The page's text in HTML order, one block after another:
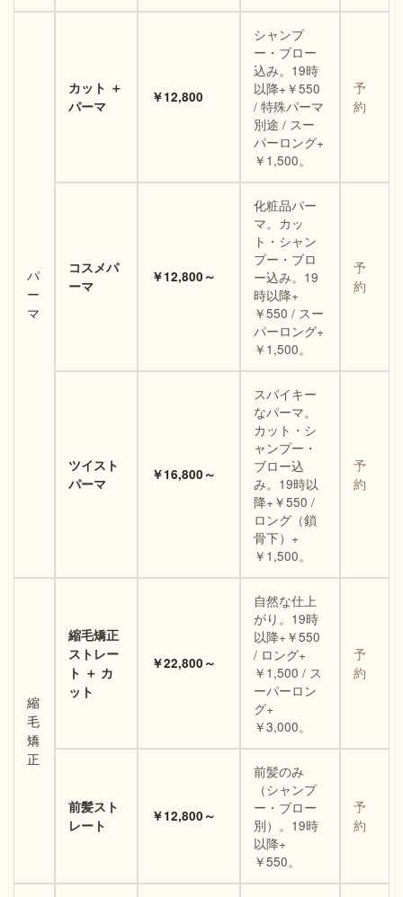
パ
ー
マ
カット ＋
パーマ
￥12,800
シャンプ
ー・ブロー
込み。19時
以降+￥550
/ 特殊パーマ
別途 / スー
パーロング+
￥1,500。
予
約
コスメパ
ーマ
￥12,800～
化粧品パー
マ。カッ
ト・シャン
プー・ブロ
ー込み。19
時以降+
￥550 / スー
パーロング+
￥1,500。
予
約
ツイスト
パーマ
￥16,800～
スパイキー
なパーマ。
カット・シ
ャンプー・
ブロー込
み。19時以
降+￥550 /
ロング（鎖
骨下）+
￥1,500。
予
約
縮
毛
矯
正
縮毛矯正
ストレー
ト ＋ カ
ット
￥22,800～
自然な仕上
がり。19時
以降+￥550
/ ロング+
￥1,500 / ス
ーパーロン
グ+
￥3,000。
予
約
前髪スト
レート
￥12,800～
前髪のみ
（シャンプ
ー・ブロー
別）。19時
以降+
￥550。
予
約